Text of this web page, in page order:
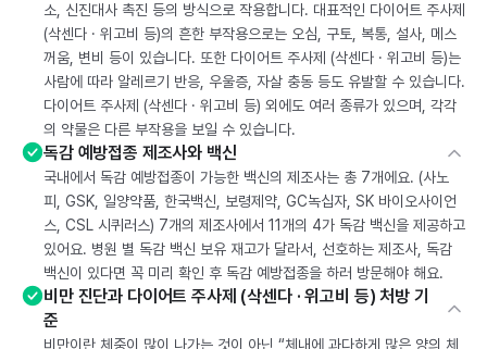
소, 신진대사 촉진 등의 방식으로 작용합니다. 대표적인 다이어트 주사제
(삭센다 · 위고비 등)의 흔한 부작용으로는 오심, 구토, 복통, 설사, 메스
꺼움, 변비 등이 있습니다. 또한 다이어트 주사제 (삭센다 · 위고비 등)는
사람에 따라 알레르기 반응, 우울증, 자살 충동 등도 유발할 수 있습니다.
다이어트 주사제 (삭센다 · 위고비 등) 외에도 여러 종류가 있으며, 각각
의 약물은 다른 부작용을 보일 수 있습니다.
독감 예방접종 제조사와 백신
국내에서 독감 예방접종이 가능한 백신의 제조사는 총 7개에요. (사노
피, GSK, 일양약품, 한국백신, 보령제약, GC녹십자, SK 바이오사이언
스, CSL 시퀴러스) 7개의 제조사에서 11개의 4가 독감 백신을 제공하고
있어요. 병원 별 독감 백신 보유 재고가 달라서, 선호하는 제조사, 독감
백신이 있다면 꼭 미리 확인 후 독감 예방접종을 하러 방문해야 해요.
비만 진단과 다이어트 주사제 (삭센다 · 위고비 등) 처방 기
준
비만이란 체중이 많이 나가는 것이 아닌 “체내에 과다하게 많은 양의 체